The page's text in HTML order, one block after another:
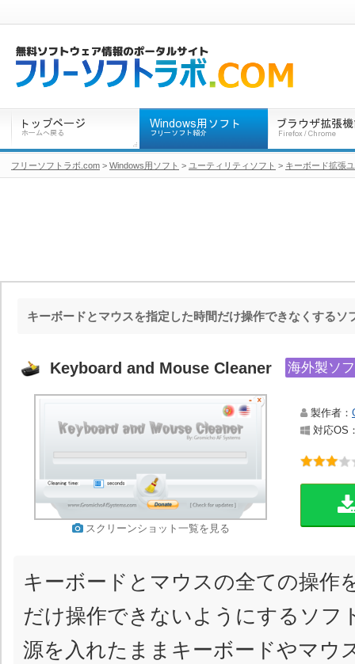
キーボードとマウスを指定した時間だけ操作できなくするソ
Keyboard and Mouse Cleaner 海外製ソ
スクリーンショット一覧を見る
製作者：
対応OS
キーボードとマウスの全ての操作
だけ操作できないようにするソフ
源を入れたままキーボードやマウ
フリーソフトラボ.com > Windows用ソフト > ユーティリティソフト > キーボード拡張